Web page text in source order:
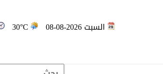
السبت 2026-08-08 30°C